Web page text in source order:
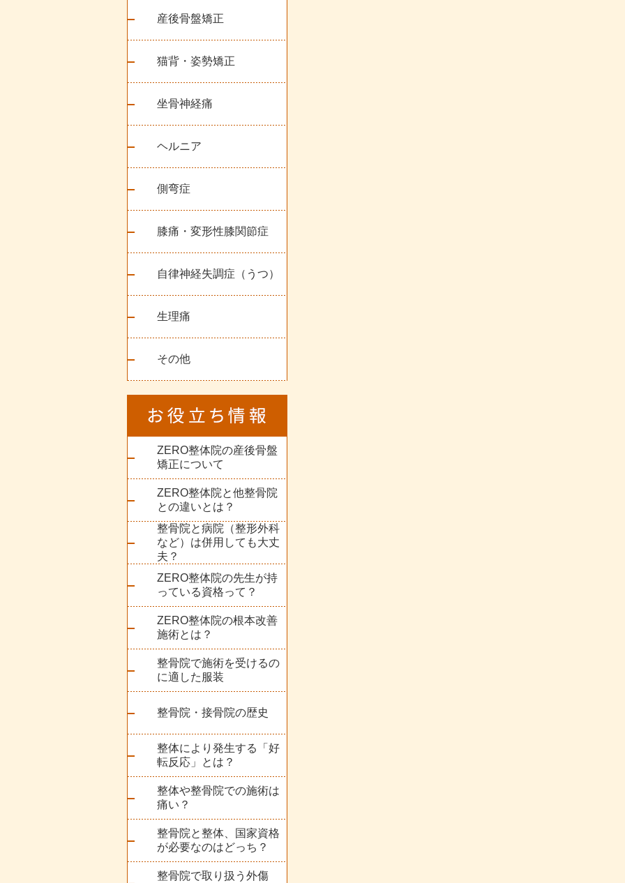
産後骨盤矯正
猫背・姿勢矯正
坐骨神経痛
ヘルニア
側弯症
膝痛・変形性膝関節症
自律神経失調症（うつ）
生理痛
その他
ZERO整体院の産後骨盤
矯正について
ZERO整体院と他整骨院
との違いとは？
整骨院と病院（整形外科
など）は併用しても大丈
夫？
ZERO整体院の先生が持
っている資格って？
ZERO整体院の根本改善
施術とは？
整骨院で施術を受けるの
に適した服装
整骨院・接骨院の歴史
整体により発生する「好
転反応」とは？
整体や整骨院での施術は
痛い？
整骨院と整体、国家資格
が必要なのはどっち？
整骨院で取り扱う外傷